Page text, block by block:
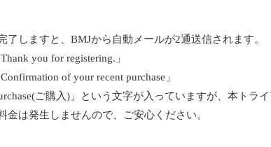
了しますと、BMJから自動メールが2通送信されます。
you for registering.」
of your recent purchase」
ご購入)」という文字が入っていますが、本トラ
金は発生しませんので、ご安心ください。